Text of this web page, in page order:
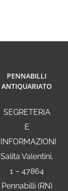
PENNABILLI
ANTIQUARIATO
SEGRETERIA
E
INFORMAZIONI
Salita Valentini,
1 – 47864
Pennabilli (RN)